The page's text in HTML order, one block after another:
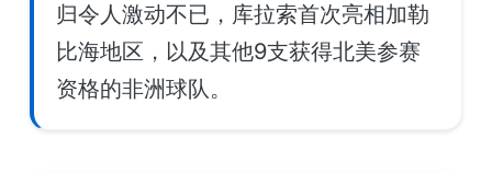
归令人激动不已，库拉索首次亮相加勒
比海地区，以及其他9支获得北美参赛
资格的非洲球队。